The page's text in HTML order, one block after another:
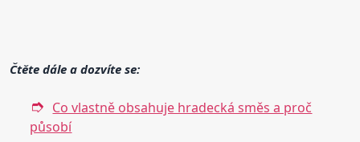
Čtěte dále a dozvíte se:
Co vlastně obsahuje hradecká směs a proč
působí